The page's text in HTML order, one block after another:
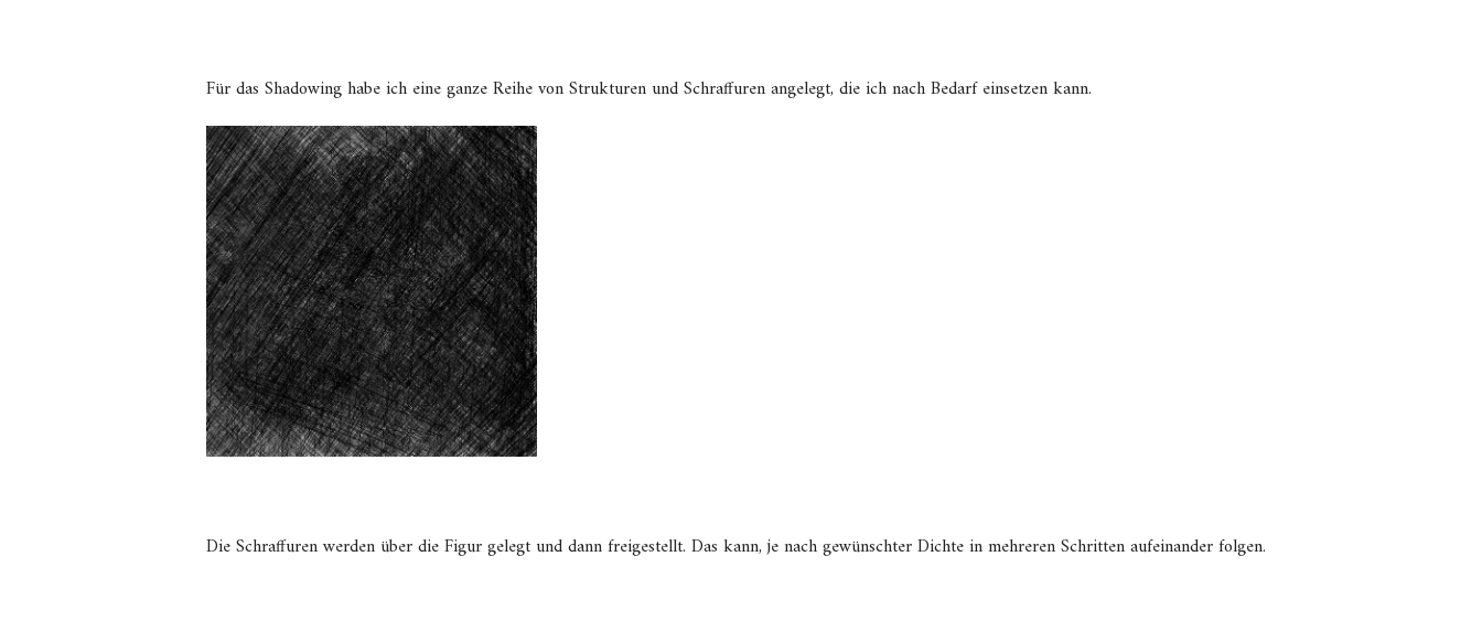
Für das Shadowing habe ich eine ganze Reihe von Strukturen und Schraffuren angelegt, die ich nach Bedarf einsetzen kann.
Die Schraffuren werden über die Figur gelegt und dann freigestellt. Das kann, je nach gewünschter Dichte in mehreren Schritten aufeinander folgen.